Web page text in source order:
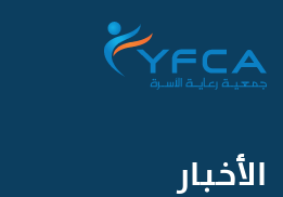
الأخـبـار